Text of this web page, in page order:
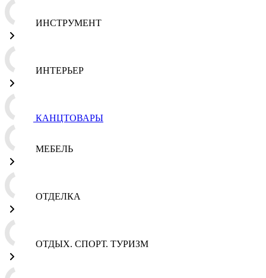
ИНСТРУМЕНТ
ИНТЕРЬЕР
КАНЦТОВАРЫ
МЕБЕЛЬ
ОТДЕЛКА
ОТДЫХ. СПОРТ. ТУРИЗМ